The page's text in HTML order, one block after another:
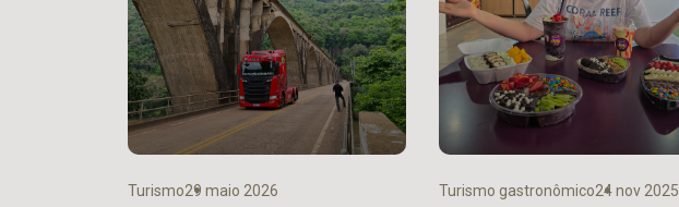
Turismo29 maio 2026 Turismo gastronômico24 nov 2025